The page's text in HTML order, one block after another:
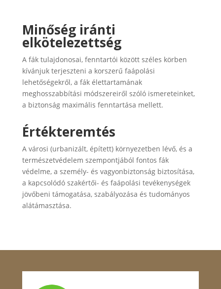
Minőség iránti
elkötelezettség
A fák tulajdonosai, fenntartói között széles körben
kívánjuk terjeszteni a korszerű faápolási
lehetőségekről, a fák élettartamának
meghosszabbítási módszereiről szóló ismereteinket,
a biztonság maximális fenntartása mellett.
Értékteremtés
A városi (urbanizált, épített) környezetben lévő, és a
természetvédelem szempontjából fontos fák
védelme, a személy- és vagyonbiztonság biztosítása,
a kapcsolódó szakértői- és faápolási tevékenységek
jövőbeni támogatása, szabályozása és tudományos
alátámasztása.